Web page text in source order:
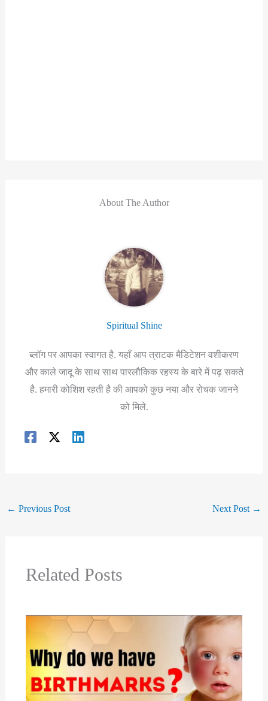
About The Author
Spiritual Shine
ब्लॉग पर आपका स्वागत है. यहाँ आप त्राटक मैडिटेशन वशीकरण
और काले जादू के साथ साथ पारलौकिक रहस्य के बारे में पढ़ सकते
है. हमारी कोशिश रहती है की आपको कुछ नया और रोचक जानने
को मिले.
← Previous Post Next Post →
Related Posts